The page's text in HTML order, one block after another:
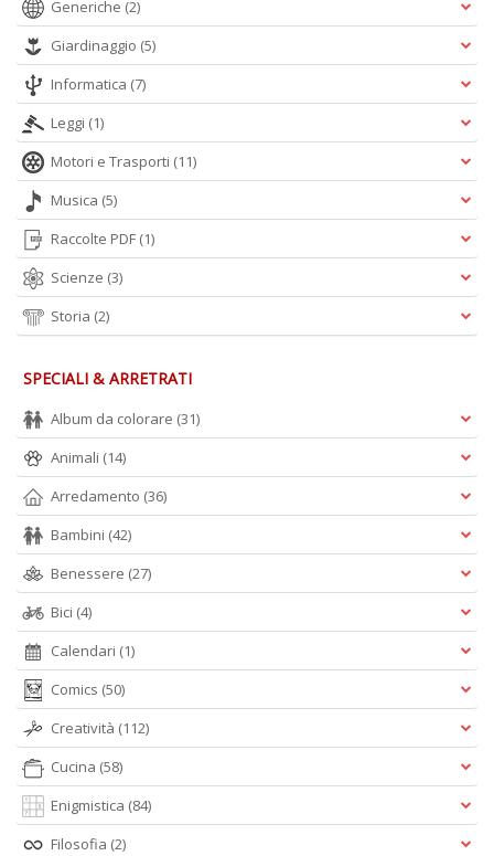
Generiche (2)
Giardinaggio (5)
Informatica (7)
Leggi (1)
Motori e Trasporti (11)
Musica (5)
Raccolte PDF (1)
Scienze (3)
Storia (2)
SPECIALI & ARRETRATI
Album da colorare (31)
Animali (14)
Arredamento (36)
Bambini (42)
Benessere (27)
Bici (4)
Calendari (1)
Comics (50)
Creatività (112)
Cucina (58)
Enigmistica (84)
Filosofia (2)